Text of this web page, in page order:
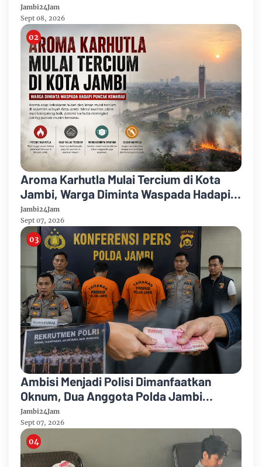
Jambi24Jam
Sept 08, 2026
Aroma Karhutla Mulai Tercium di Kota
Jambi, Warga Diminta Waspada Hadapi
Puncak Kemarau
Jambi24Jam
Sept 07, 2026
Ambisi Menjadi Polisi Dimanfaatkan
Oknum, Dua Anggota Polda Jambi
Diduga Tipu Calon Bintara dengan Janji
Kelulusan
Jambi24Jam
Sept 07, 2026